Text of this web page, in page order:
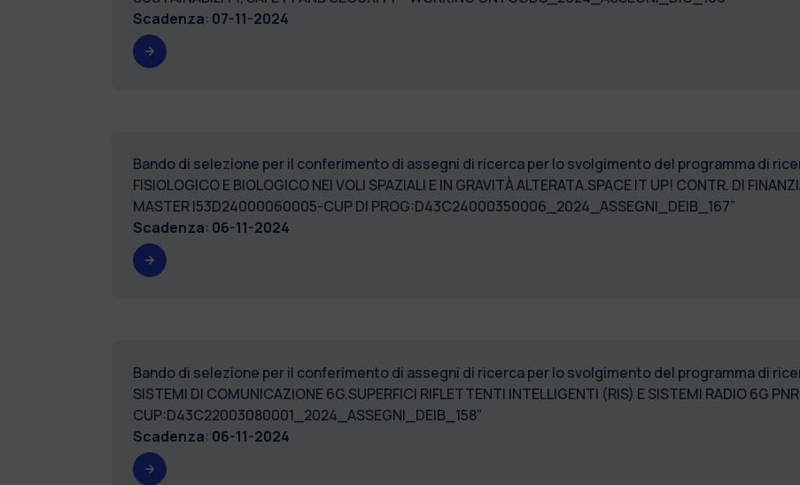
Scadenza: 07-11-2024
Bando di selezione per il conferimento di assegni di ricerca per lo svolgimento del programma di
FISIOLOGICO E BIOLOGICO NEI VOLI SPAZIALI E IN GRAVITÀ ALTERATA.SPACE IT UP! CONTR. DI
MASTER I53D24000060005-CUP DI PROG:D43C24000350006_2024_ASSEGNI_DEIB_167”
Scadenza: 06-11-2024
Bando di selezione per il conferimento di assegni di ricerca per lo svolgimento del programma di
SISTEMI DI COMUNICAZIONE 6G.SUPERFICI RIFLETTENTI INTELLIGENTI (RIS) E SISTEMI RADIO 6G
CUP:D43C22003080001_2024_ASSEGNI_DEIB_158”
Scadenza: 06-11-2024